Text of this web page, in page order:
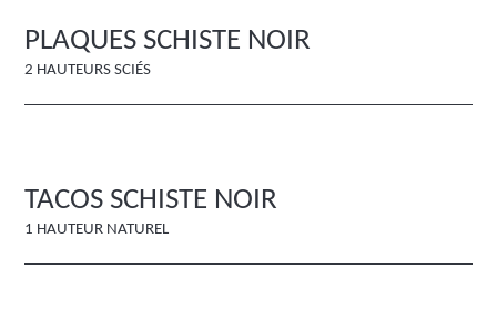
PLAQUES SCHISTE NOIR
2 HAUTEURS SCIÉS
TACOS SCHISTE NOIR
1 HAUTEUR NATUREL